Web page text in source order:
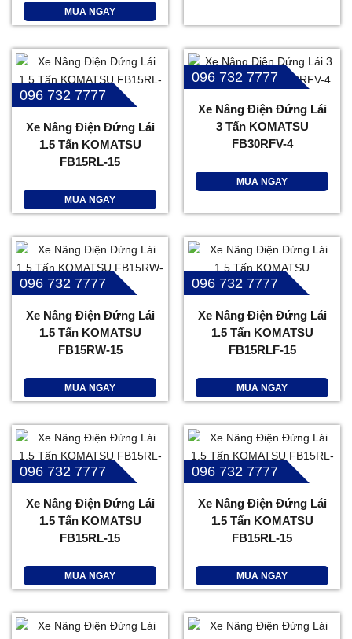
MUA NGAY
096 732 7777
Xe Nâng Điện Đứng Lái
1.5 Tấn KOMATSU
FB15RL-15
MUA NGAY
096 732 7777
Xe Nâng Điện Đứng Lái
3 Tấn KOMATSU
FB30RFV-4
MUA NGAY
096 732 7777
Xe Nâng Điện Đứng Lái
1.5 Tấn KOMATSU
FB15RW-15
MUA NGAY
096 732 7777
Xe Nâng Điện Đứng Lái
1.5 Tấn KOMATSU
FB15RLF-15
MUA NGAY
096 732 7777
Xe Nâng Điện Đứng Lái
1.5 Tấn KOMATSU
FB15RL-15
MUA NGAY
096 732 7777
Xe Nâng Điện Đứng Lái
1.5 Tấn KOMATSU
FB15RL-15
MUA NGAY